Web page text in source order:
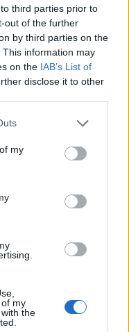
third parties prior to
out of the further
by third parties on the
This information may
on the IAB’s List of
disclose it to other
one or more Google
You may click to
third-party tags to
in below Google
my
my
the
la pena.
i costi in
dipendenti di sesso
guadagnano in
controparti
AED
sono relativi al